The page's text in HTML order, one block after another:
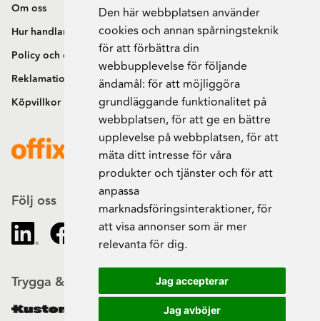
Den här webbplatsen använder
cookies och annan spårningsteknik
för att förbättra din
webbupplevelse för följande
ändamål: för att möjliggöra
grundläggande funktionalitet på
webbplatsen,för att ge en bättre
upplevelse på webbplatsen,för att
mäta ditt intresse för våra
produkter och tjänster och för att
anpassa
marknadsföringsinteraktioner,för
att visa annonser som är mer
relevanta för dig.
Jag accepterar
Jag avböjer
Om oss
Hur handlar jag?
Policy och cookies
Reklamation och retur
Köpvillkor
Följ oss
Trygga & säkra beställningar